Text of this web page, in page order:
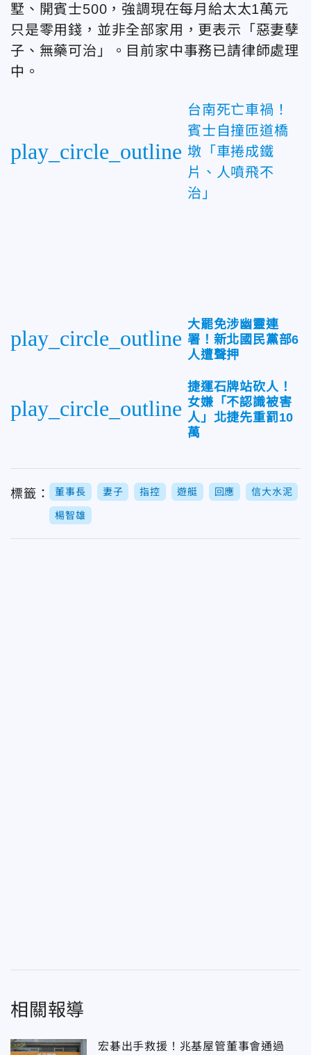
墅、開賓士500，強調現在每月給太太1萬元
只是零用錢，並非全部家用，更表示 「惡妻孽
子、無藥可治」。 目前家中事務已請律師處理
中。
play_circle_outline
台南死亡車禍！
賓士自撞匝道橋
墩「車捲成鐵
片、人噴飛不
治」
play_circle_outline
大罷免涉幽靈連
署！新北國民黨部6
人遭聲押
play_circle_outline
捷運石牌站砍人！
女嫌「不認識被害
人」北捷先重罰10
萬
標籤： 董事長 妻子 指控 遊艇 回應 信大水泥
楊智雄
相關報導
宏碁出手救援！兆基屋管董事會通過